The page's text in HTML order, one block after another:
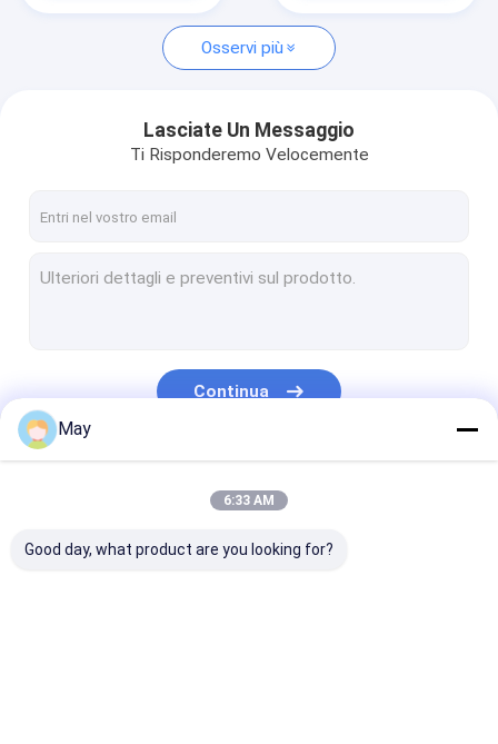
Chiedi un preventivo
Sensore di moto di microonda
Sensore di luce del giorno
Osservi più
Lasciate Un Messaggio
Ti Risponderemo Velocemente
Continua
May
6:33 AM
Good day, what product are you looking for?